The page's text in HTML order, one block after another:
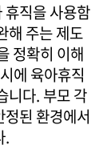
휴직을 사용함
해 주는 제도
정확히 이해
에 육아휴직
니다. 부모 각
된 환경에서
.